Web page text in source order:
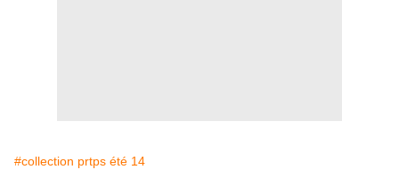
#collection prtps été 14